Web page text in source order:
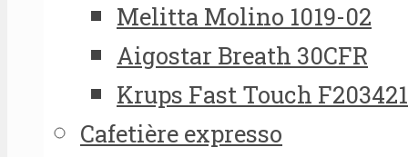
Melitta Molino 1019-02
Aigostar Breath 30CFR
Krups Fast Touch
Cafetière expresso